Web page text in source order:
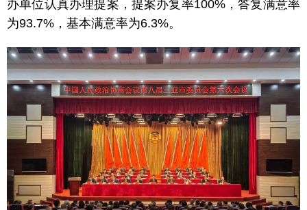
办单位认真办理提案，提案办复率100%，答复满意率
为93.7%，基本满意率为6.3%。